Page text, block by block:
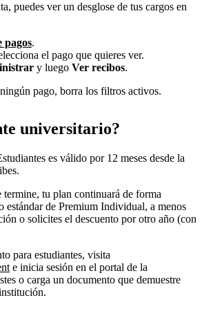
puedes ver un desglose de tus cargos en
pagos.
el pago que quieres ver.
y luego Ver recibos.
pago, borra los filtros activos.
universitario?
es válido por 12 meses desde la
termine, tu plan continuará de forma
estándar de Premium Individual, a menos
o solicites el descuento por otro año (con
para estudiantes, visita
e inicia sesión en el portal de la
o carga un documento que demuestre